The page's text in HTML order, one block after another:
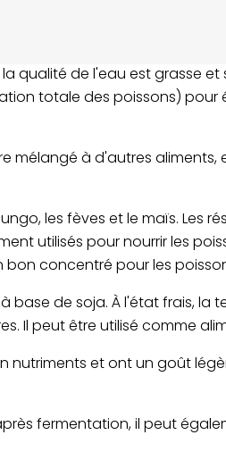
qualité de l'eau est grasse
totale des poissons) pour
mélangé à d'autres aliments,
les fèves et le maïs. Les
utilisés pour nourrir les
concentré pour les
de soja. À l'état frais, la
Il peut être utilisé comme
nutriments et ont un goût
fermentation, il peut